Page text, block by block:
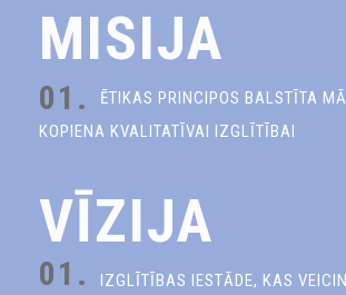
MISIJA
01.
ĒTIKAS PRINCIPOS BALSTĪTA
KOPIENA KVALITATĪVAI IZGLĪTĪBAI
VĪZIJA
01.
IZGLĪTĪBAS IESTĀDE, KAS